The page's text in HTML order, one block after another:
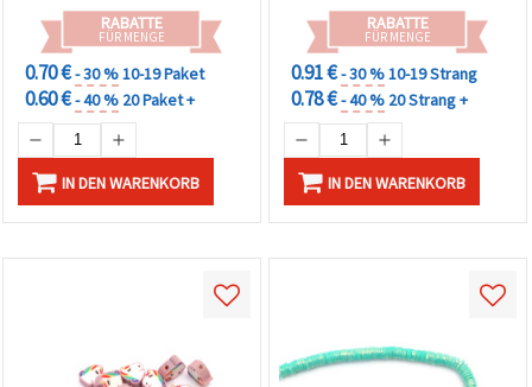
RABATTE
FÜR MENGE
0.70 €- 30 %10-19 Paket
0.60 €- 40 % 20 Paket +
IN DEN WARENKORB
RABATTE
FÜR MENGE
0.91 €- 30 %10-19 Strang
0.78 €- 40 % 20 Strang +
IN DEN WARENKORB